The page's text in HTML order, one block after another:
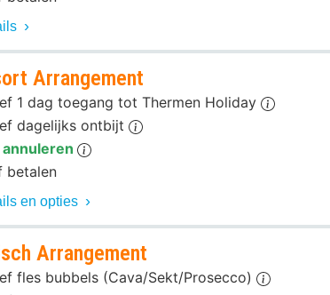
Arrangement
1 dag toegang tot Thermen Holiday
dagelijks ontbijt
betalen
en opties
Arrangement
fles bubbels (Cava/Sekt/Prosecco)